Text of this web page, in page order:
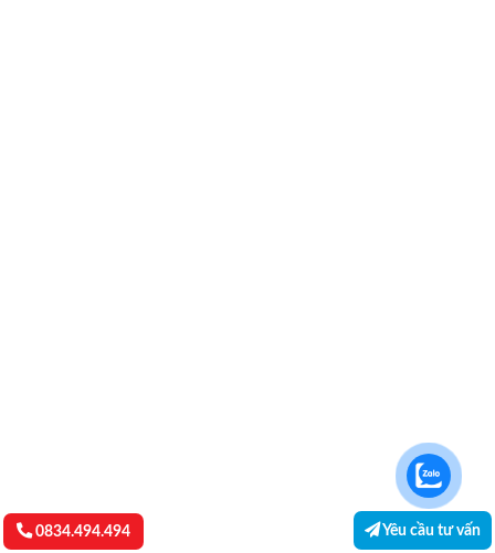
0834.494.494 Yêu cầu tư vấn